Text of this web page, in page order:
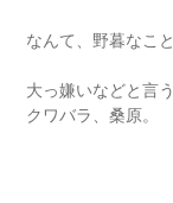
なんて、野暮なこ
大っ嫌いなどと言
クワバラ、桑原。